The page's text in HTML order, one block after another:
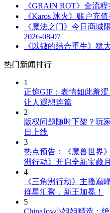
《GRAIN ROT》全流
《Karos 冰火》账户充值
《魔法之门》今日商城
2026-08-07
《以撒的结合重生》犹
热门新闻排行
1
正惊GIF：表情如此羞
让人遐想连篇
2
版权问题随时下架？玩
日上线
3
热点预告：《魔兽世界
洲行动》开启全新宝藏
4
《三角洲行动》主播巅
群星汇聚，新王加冕！
5
ChinaJoy小姐姐精选：